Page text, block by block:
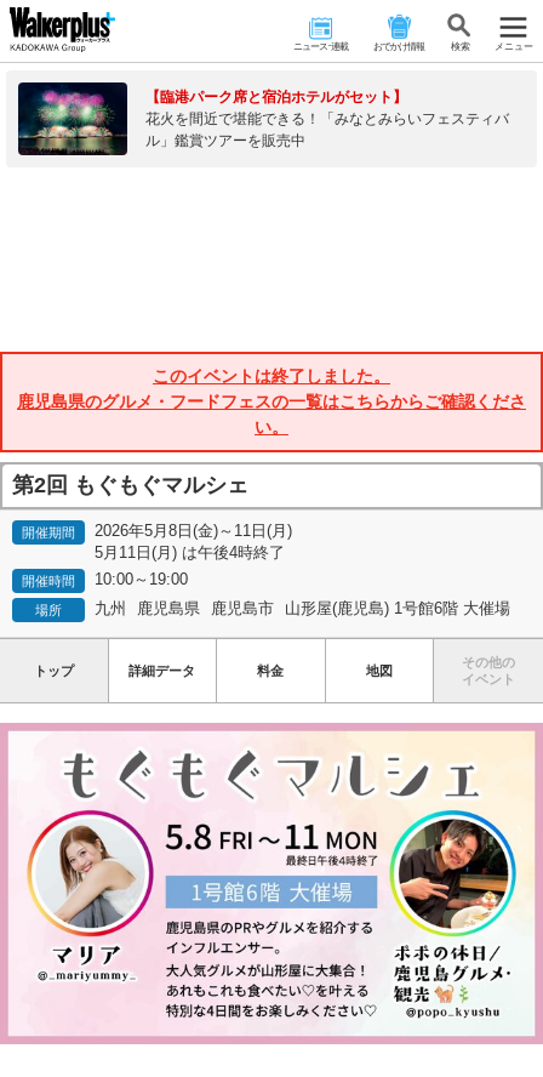
ニュース･連載 おでかけ情報 検 索 メニュー
【臨港パーク席と宿泊ホテルがセット】
花火を間近で堪能できる！「みなとみらいフェスティバ
ル」鑑賞ツアーを販売中
このイベントは終了しました。
鹿児島県のグルメ・フードフェスの一覧はこちらからご確認くださ
い。
第2回 もぐもぐマルシェ
開催期間
2026年5月8日(金)～11日(月)
5月11日(月) は午後4時終了
開催時間 10:00～19:00
場所 九州 鹿児島県 鹿児島市 山形屋(鹿児島) 1号館6階 大催場
トップ 詳細データ 料金 地図
その他の
イベント